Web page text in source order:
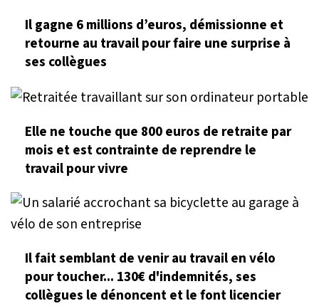
Il gagne 6 millions d’euros, démissionne et
retourne au travail pour faire une surprise à
ses collègues
Elle ne touche que 800 euros de retraite par
mois et est contrainte de reprendre le
travail pour vivre
Il fait semblant de venir au travail en vélo
pour toucher... 130€ d'indemnités, ses
collègues le dénoncent et le font licencier